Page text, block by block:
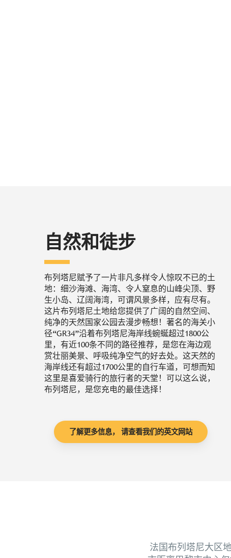
自然和徒步
布列塔尼赋予了一片非凡多样令人惊叹不已的土
地：细沙海滩、海湾、令人窒息的山峰尖顶、野
生小岛、辽阔海湾，可谓风景多样，应有尽有。
这片布列塔尼土地给您提供了广阔的自然空间、
纯净的天然国家公园去漫步畅想！著名的海关小
径“GR34”沿着布列塔尼海岸线蜿蜒超过1800公
里，有近100条不同的路径推荐，是您在海边观
赏壮丽美景、呼吸纯净空气的好去处。这天然的
海岸线还有超过1700公里的自行车道，可想而知
这里是喜爱骑行的旅行者的天堂！可以这么说，
布列塔尼，是您充电的最佳选择！
了解更多信息， 请查看我们的英文网站
法国布列塔尼大区